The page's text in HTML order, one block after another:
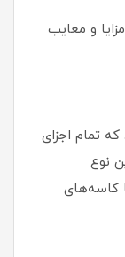
و معایب
تمام اجزای
نوع
کاسه‌های